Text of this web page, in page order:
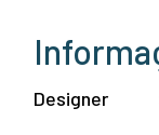
Designer